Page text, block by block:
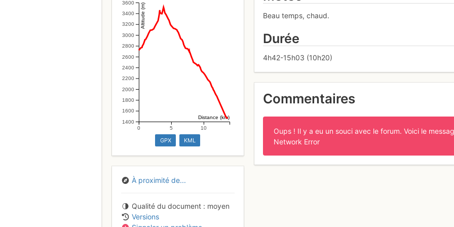
1400
1600
1800
2000
2200
2400
2600
2800
3000
3200
3400
3600 Altitude (m)
0 5 10
Distance (km)
GPX KML
À proximité de...
Qualité du document
moyen
Versions
Beau temps, chaud.
Durée
4h42-15h03 (10h20)
Commentaires
Oups ! Il y a eu un souci avec le forum. Voici le
Network Error